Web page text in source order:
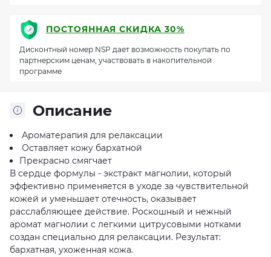
Описание
Ароматерапия для релаксации
Оставляет кожу бархатной
Прекрасно смягчает
В сердце формулы - экстракт магнолии, который
эффективно применяется в уходе за чувствительной
кожей и уменьшает отечность, оказывает
расслабляющее действие. Роскошный и нежный
аромат магнолии с легкими цитрусовыми нотками
создан специально для релаксации. Результат:
бархатная, ухоженная кожа.
ПОСТОЯННАЯ СКИДКА 30%
Дисконтный номер NSP дает возможность покупать по
партнерским ценам, участвовать в накопительной
программе